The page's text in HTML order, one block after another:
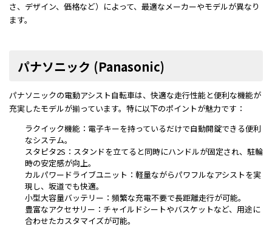
さ、デザイン、価格など）によって、最適なメーカーやモデルが異なり
ます。
パナソニック (Panasonic)
パナソニックの電動アシスト自転車は、快適な走行性能と便利な機能が
充実したモデルが揃っています。特に以下のポイントが魅力です：
ラクイック機能：電子キーを持っているだけで自動開錠できる便利
なシステム。
スタピタ2S：スタンドを立てると同時にハンドルが固定され、駐輪
時の安定感が向上。
カルパワードライブユニット：軽量ながらパワフルなアシストを実
現し、坂道でも快適。
小型大容量バッテリー：頻繁な充電不要で長距離走行が可能。
豊富なアクセサリー：チャイルドシートやバスケットなど、用途に
合わせたカスタマイズが可能。